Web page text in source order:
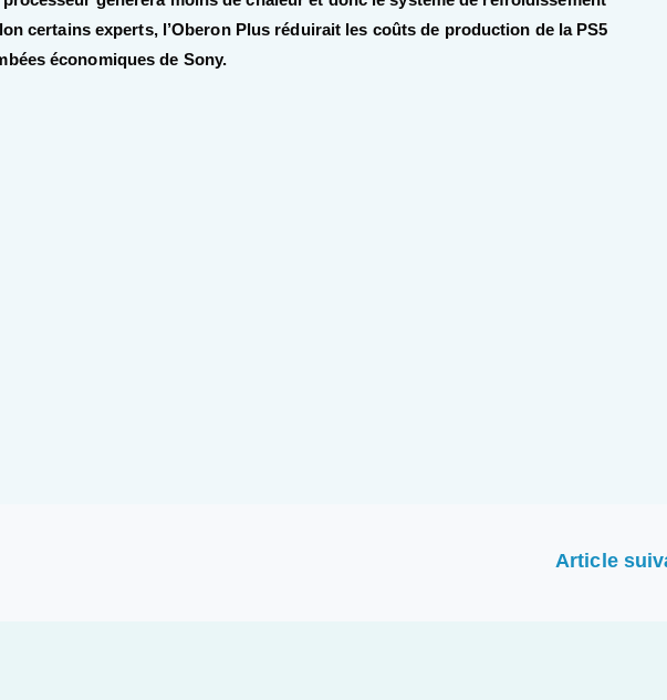
certains experts, l’Oberon Plus réduirait les coûts de production de la PS5
économiques de Sony.
Article